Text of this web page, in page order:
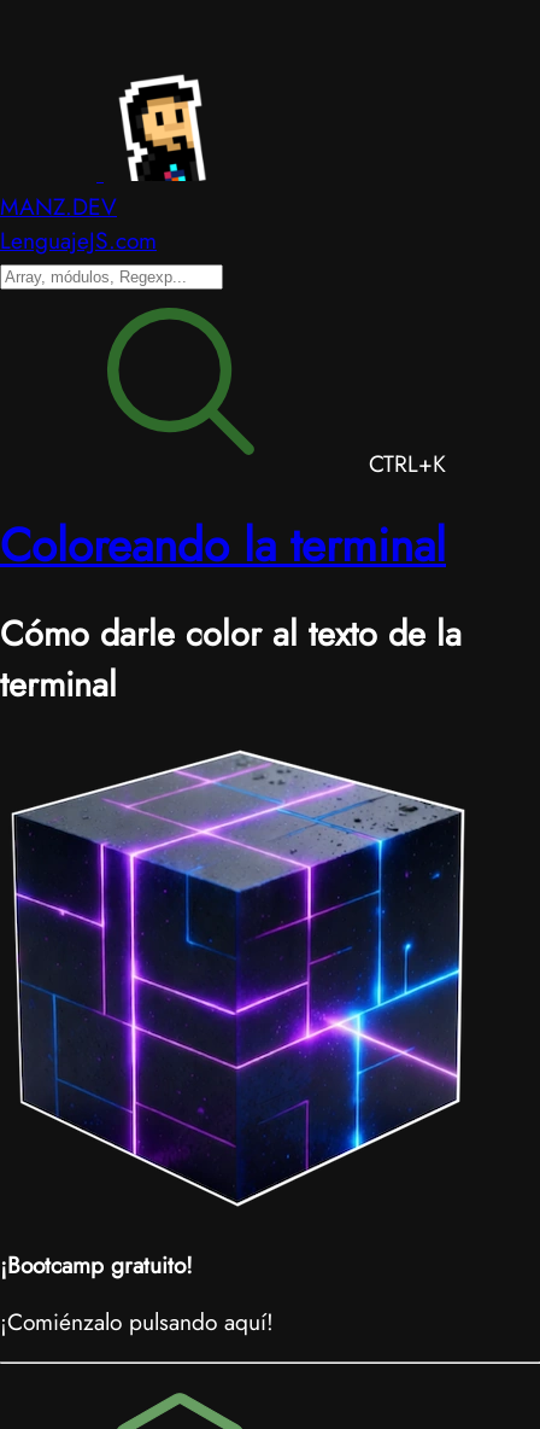
MANZ.DEV
LenguajeJS.com
CTRL+K
Coloreando la terminal
Cómo darle color al texto de la
terminal
¡Bootcamp gratuito!
¡Comiénzalo pulsando aquí!